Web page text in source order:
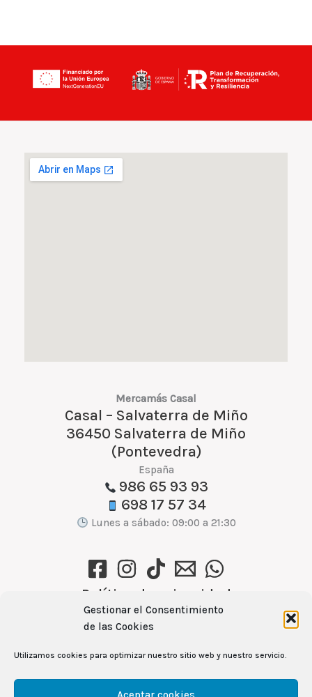
Gestionar el Consentimiento
de las Cookies
Utilizamos cookies para optimizar nuestro sitio web y nuestro servicio.
Mercamás Casal
Casal – Salvaterra de Miño
36450 Salvaterra de Miño
(Pontevedra)
España
986 65 93 93
698 17 57 34
Lunes a sábado: 09:00 a 21:30
Política de privacidad
Política de cookies (UE)
Aviso Legal
Ver recetas →